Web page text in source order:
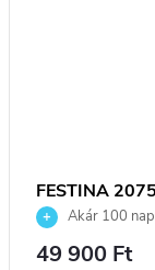
FESTINA
Akár 100
lehetőség.
49 900 Ft